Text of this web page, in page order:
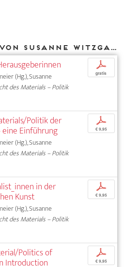
Weitere Texte von Susanne Witzgall bei DIAPHANES
(Hg.), Susanne
des Materials – Politik
p
gratis
Politik der
Einführung
(Hg.), Susanne
des Materials – Politik
p
€ 9,95
in der
Kunst
(Hg.), Susanne
des Materials – Politik
p
€ 9,95
Politics of
Introduction
p
€ 9,95